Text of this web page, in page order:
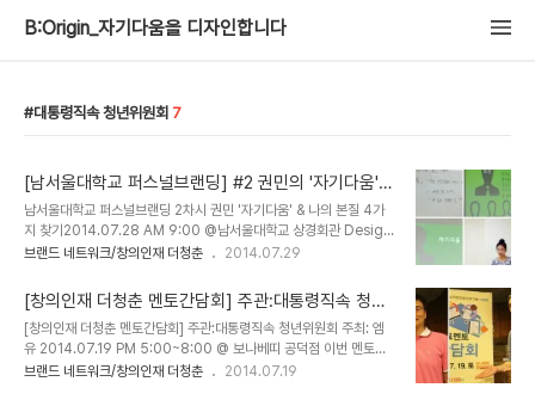
B:Origin_자기다움을 디자인합니다
대통령직속 청년위원회 7
[남서울대학교 퍼스널브랜딩] #2 권민의 '자기다움'
& 나의 본질 4가지 찾기
남서울대학교 퍼스널브랜딩 2차시 권민 '자기다움' & 나의 본질 4가
지 찾기2014.07.28 AM 9:00 @남서울대학교 상경회관 Design
성균관대학교 허옥엽 권 민의 [자기다움] - 남서울대학교 관광경영학
어간다. 당신은 누구의 복사본인가. * 자기다움이란? 나와 동일시 되
는 것, 나의 상징 창의성 - 자기다움을 구축할 수 있는 최고의 길. * 자
기다움이 아닌 것. 좋아하는 것, 잘하는것.-> 환경에 의해 만들어짐.
가변적, 더 잘하는 사람이 나타날수 있고, 싫증이 난다. 비교 - 자기가
치, 자기다움이 없어지고 자기 부패가 진행 소유한것 * 새벽거인 되기.
브랜드 네트워크/창의인재 더청춘 2014.07.29
[창의인재 더청춘 멘토간담회] 주관:대통령직속 청년
위원회 주최: 엠유 @보나베띠 공덕점
[창의인재 더청춘 멘토간담회] 주관:대통령직속 청년위원회 주최: 엠
유 2014.07.19 PM 5:00~8:00 @ 보나베띠 공덕점 이번 멘토간
담회는 대표멘토들간의 교류와 대표멘토들의 멘토링 프로그램 노하우
브랜드 네트워크/창의인재 더청춘 2014.07.19